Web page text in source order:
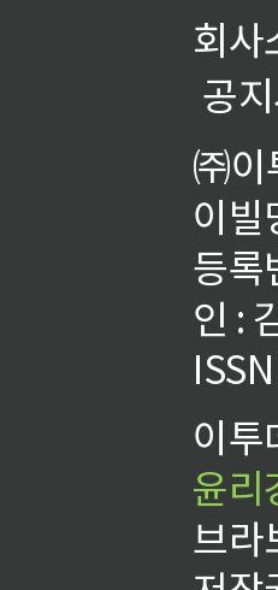
회사
공
㈜이
이
등록
인 :
이투
윤리
브라